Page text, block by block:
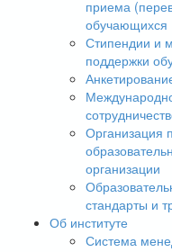
приема
обучающихся
Стипендии и
поддержки
Организация
организации
стандарты и
Об институте
Система